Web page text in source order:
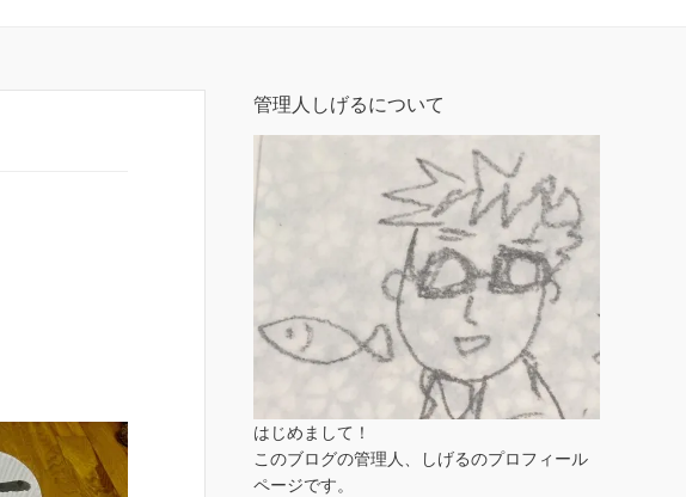
管理人しげるについて
はじめまして！
このブログの管理人、しげるのプロフィール
ページです。